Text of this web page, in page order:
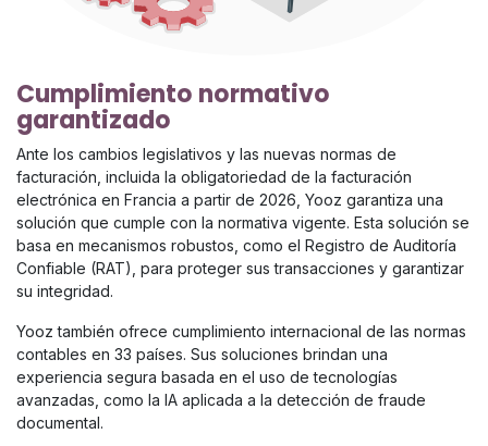
Cumplimiento normativo
garantizado
Ante los cambios legislativos y las nuevas normas de
facturación, incluida la obligatoriedad de la facturación
electrónica en Francia a partir de 2026, Yooz garantiza una
solución que cumple con la normativa vigente. Esta solución se
basa en mecanismos robustos, como el Registro de Auditoría
Confiable (RAT), para proteger sus transacciones y garantizar
su integridad.
Yooz también ofrece cumplimiento internacional de las normas
contables en 33 países. Sus soluciones brindan una
experiencia segura basada en el uso de tecnologías
avanzadas, como la IA aplicada a la detección de fraude
documental.